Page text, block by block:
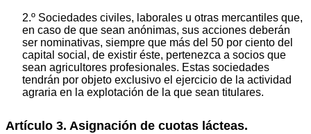
2.º Sociedades civiles, laborales u otras mercantiles que,
en caso de que sean anónimas, sus acciones deberán
ser nominativas, siempre que más del 50 por ciento del
capital social, de existir éste, pertenezca a socios que
sean agricultores profesionales. Estas sociedades
tendrán por objeto exclusivo el ejercicio de la actividad
agraria en la explotación de la que sean titulares.
Artículo 3. Asignación de cuotas lácteas.